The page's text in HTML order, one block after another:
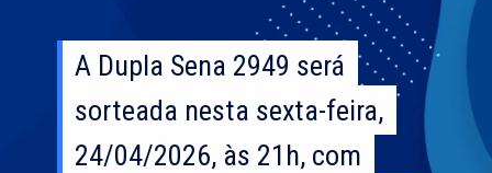
A Dupla Sena 2949 será
sorteada nesta sexta-feira,
24/04/2026, às 21h, com
A Dupla Sena 2949 será
sorteada nesta sexta-feira,
24/04/2026, às 21h, com